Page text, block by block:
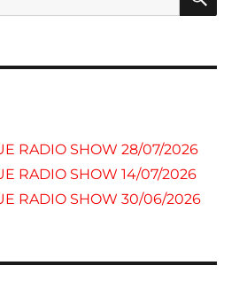
RADIO SHOW 28/07/2026
RADIO SHOW 14/07/2026
RADIO SHOW 30/06/2026